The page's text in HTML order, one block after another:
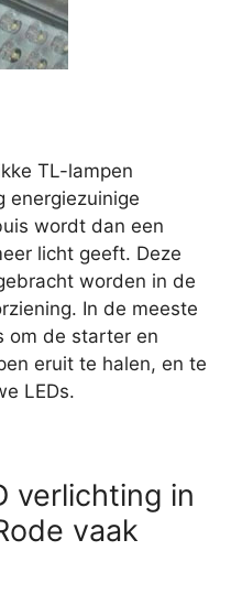
TL-lampen
energiezuinige
wordt dan een
licht geeft. Deze
worden in de
In de meeste
om de starter en
eruit te halen, en te
LEDs.
verlichting in
vaak